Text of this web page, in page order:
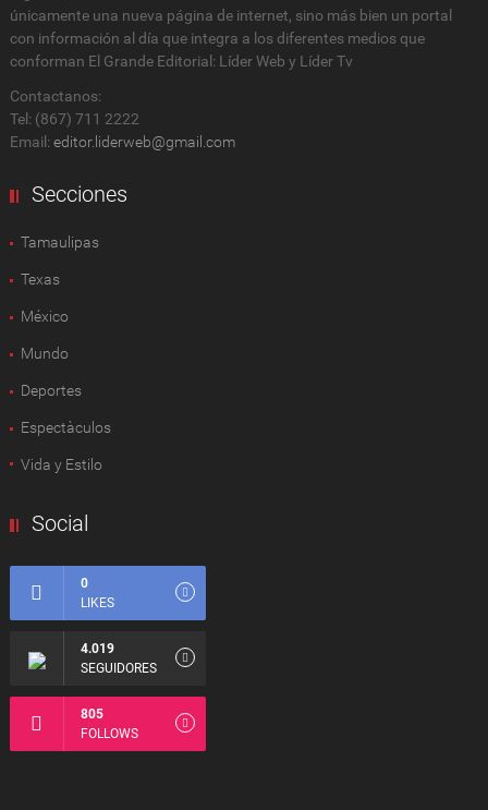
únicamente una nueva página de internet, sino más bien un portal
con información al día que integra a los diferentes medios que
conforman El Grande Editorial: Líder Web y Líder Tv
Contactanos:
Tel: (867) 711 2222
Email: editor.liderweb@gmail.com
Secciones
Tamaulipas
Texas
México
Mundo
Deportes
Espectàculos
Vida y Estilo
Social
0
LIKES
4.019
SEGUIDORES
805
FOLLOWS